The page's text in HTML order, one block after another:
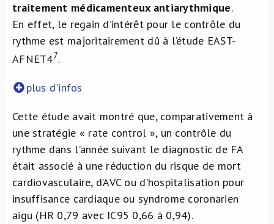
traitement médicamenteux antiarythmique.
En effet, le regain d’intérêt pour le contrôle du
rythme est majoritairement dû à l’étude EAST-
AFNET47.
plus d'infos
Cette étude avait montré que, comparativement à
une stratégie « rate control », un contrôle du
rythme dans l’année suivant le diagnostic de FA
était associé à une réduction du risque de mort
cardiovasculaire, d’AVC ou d’hospitalisation pour
insuffisance cardiaque ou syndrome coronarien
aigu (HR 0,79 avec IC95 0,66 à 0,94).